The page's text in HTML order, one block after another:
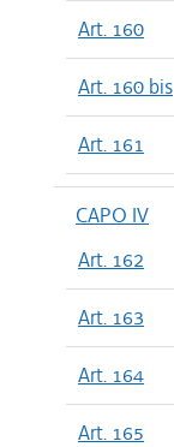
Art. 160
Art. 160 bis
Art. 161
CAPO IV
Art. 162
Art. 163
Art. 164
Art. 165